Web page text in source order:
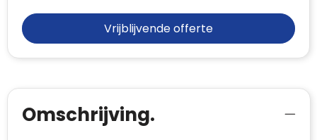
Vrijblijvende offerte
Omschrijving.